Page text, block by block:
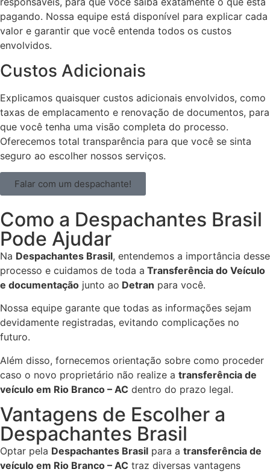
pagando. Nossa equipe está disponível para explicar cada
valor e garantir que você entenda todos os custos
envolvidos.
Custos Adicionais
Explicamos quaisquer custos adicionais envolvidos, como
taxas de emplacamento e renovação de documentos, para
que você tenha uma visão completa do processo.
Oferecemos total transparência para que você se sinta
seguro ao escolher nossos serviços.
Falar com um despachante!
Como a Despachantes Brasil
Pode Ajudar
Na Despachantes Brasil, entendemos a importância desse
processo e cuidamos de toda a Transferência do Veículo
e documentação junto ao Detran para você.
Nossa equipe garante que todas as informações sejam
devidamente registradas, evitando complicações no
futuro.
Além disso, fornecemos orientação sobre como proceder
caso o novo proprietário não realize a transferência de
veículo em Rio Branco – AC dentro do prazo legal.
Vantagens de Escolher a
Despachantes Brasil
Optar pela Despachantes Brasil para a transferência de
veículo em Rio Branco – AC traz diversas vantagens